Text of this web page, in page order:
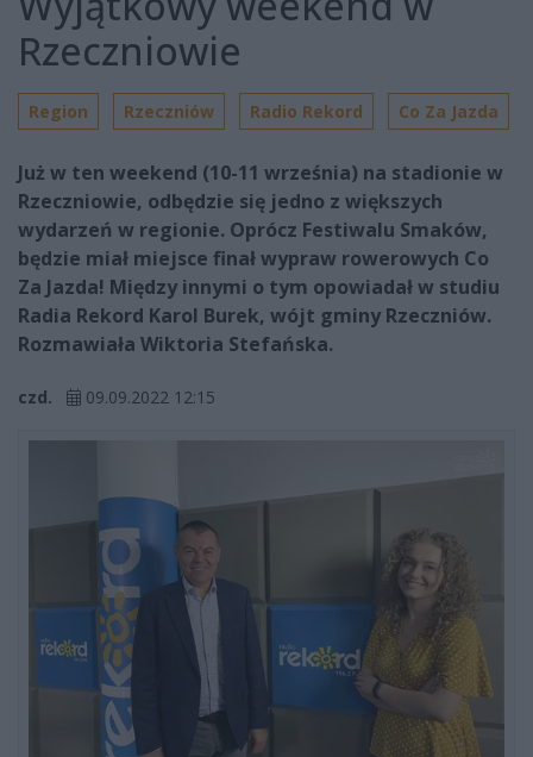
Rzeczniowie
Region Rzeczniów Radio Rekord Co Za Jazda
Już w ten weekend (10-11 września) na stadionie w
Rzeczniowie, odbędzie się jedno z większych
wydarzeń w regionie. Oprócz Festiwalu Smaków,
będzie miał miejsce finał wypraw rowerowych Co
Za Jazda! Między innymi o tym opowiadał w studiu
Radia Rekord Karol Burek, wójt gminy Rzeczniów.
Rozmawiała Wiktoria Stefańska.
czd. 09.09.2022 12:15